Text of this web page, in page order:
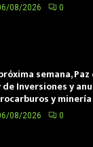
08/2026 0
semana,
de Inversiones y
y minería
08/2026 0